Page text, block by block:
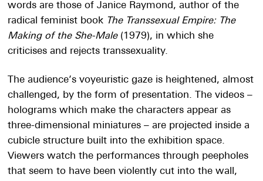
words are those of Janice Raymond, author of the
radical feminist book The Transsexual Empire: The
Making of the She-Male(1979), in which she
criticises and rejects transsexuality.
The audience’s voyeuristic gaze is heightened, almost
challenged, by the form of presentation. The videos –
holograms which make the characters appear as
three-dimensional miniatures – are projected inside a
cubicle structure built into the exhibition space.
Viewers watch the performances through peepholes
that seem to have been violently cut into the wall,